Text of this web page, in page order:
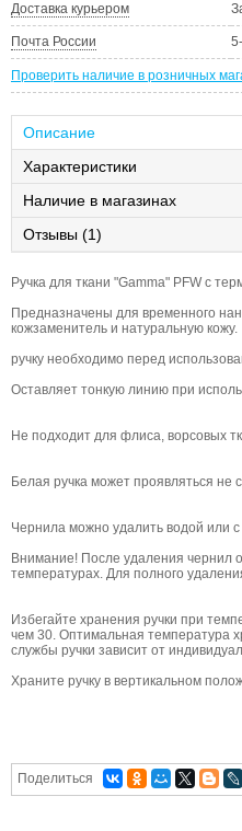
Доставка курьером
Почта России
Проверить наличие в розничных
Описание
Характеристики
Наличие в магазинах
Отзывы (1)
Ручка для ткани "Gamma" PFW с
Предназначены для временного
кожзаменитель и натуральную кожу.
ручку необходимо перед
Оставляет тонкую линию при
Не подходит для флиса, ворсовых
Белая ручка может проявляться не
Чернила можно удалить водой или
Внимание! После удаления чернил
температурах. Для полного
Избегайте хранения ручки при
чем 30. Оптимальная температура
службы ручки зависит от
Храните ручку в вертикальном
Поделиться